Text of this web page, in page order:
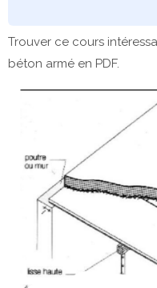
Trouver ce cours
béton armé en PDF.